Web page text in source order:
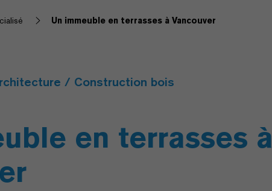
Un immeuble en terrasses à Vancouver
/ Construction bois
en terrasses à